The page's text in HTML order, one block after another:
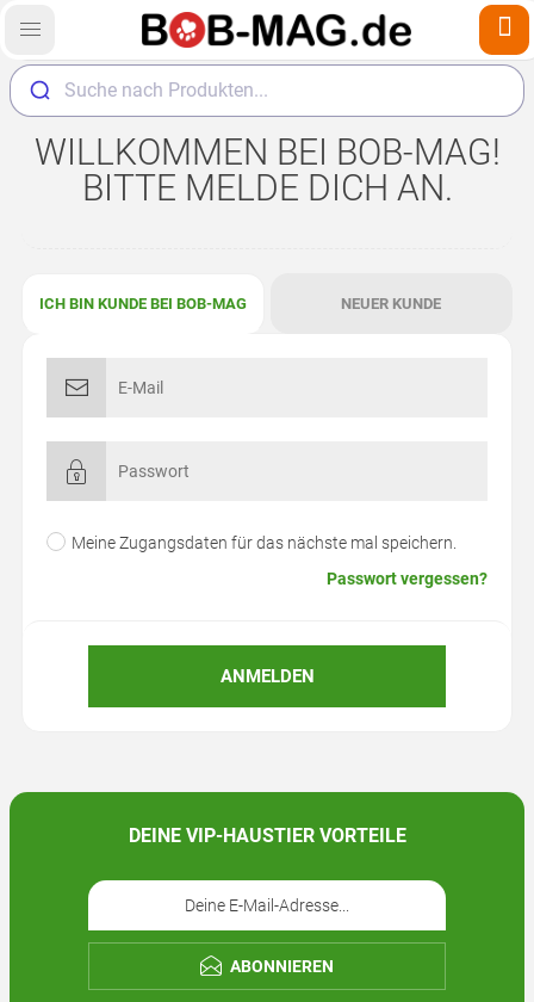
Suche nach Produkten...
WILLKOMMEN BEI BOB-MAG!
BITTE MELDE DICH AN.
ICH BIN KUNDE BEI BOB-MAG NEUER KUNDE
Meine Zugangsdaten für das nächste mal speichern.
Passwort vergessen?
ANMELDEN
DEINE VIP-HAUSTIER VORTEILE
ABONNIEREN